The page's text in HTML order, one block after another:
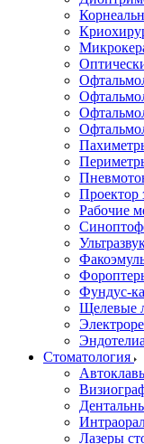
Проектор
Рабочие
Фундус-
Щелевые
Стоматология
Лазеры